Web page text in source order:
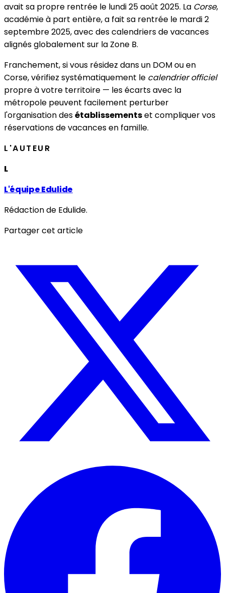
avait sa propre rentrée le lundi 25 août 2025. La Corse,
académie à part entière, a fait sa rentrée le mardi 2
septembre 2025, avec des calendriers de vacances
alignés globalement sur la Zone B.
Franchement, si vous résidez dans un DOM ou en
Corse, vérifiez systématiquement le calendrier officiel
propre à votre territoire — les écarts avec la
métropole peuvent facilement perturber
l'organisation desétablissementset compliquer vos
réservations de vacances en famille.
L'AUTEUR
L
L'équipe Edulide
Rédaction de Edulide.
Partager cet article